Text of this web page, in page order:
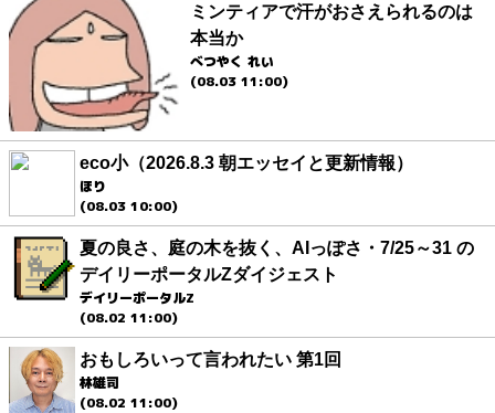
ミンティアで汗がおさえられるのは
本当か
べつやく れい
(08.03 11:00)
eco小（2026.8.3 朝エッセイと更新情報）
ほり
(08.03 10:00)
夏の良さ、庭の木を抜く、AIっぽさ・7/25～31 の
デイリーポータルZダイジェスト
デイリーポータルZ
(08.02 11:00)
おもしろいって言われたい 第1回
林雄司
(08.02 11:00)